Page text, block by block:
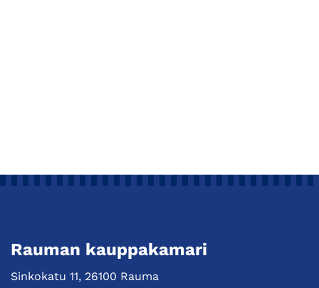
Rauman kauppakamari
Sinkokatu 11, 26100 Rauma